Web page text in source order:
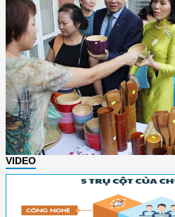
VIDEO